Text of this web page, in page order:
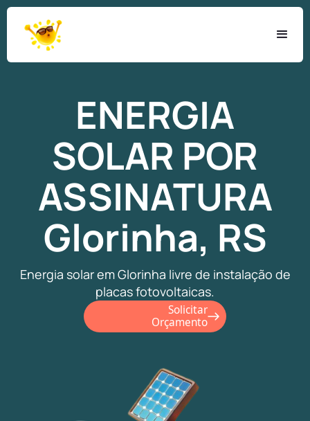
ENERGIA
SOLAR POR
ASSINATURA
Glorinha, RS
Energia solar em Glorinha livre de instalação de
placas fotovoltaicas.
Solicitar
Orçamento